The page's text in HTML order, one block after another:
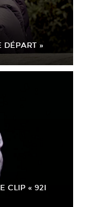
DÉPART »
CLIP « 92I